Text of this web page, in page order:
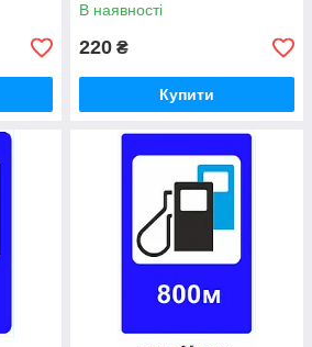
В наявності
220 ₴
Купити